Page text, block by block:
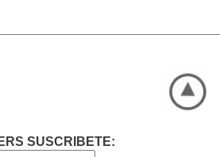
SUSCRIBETE: